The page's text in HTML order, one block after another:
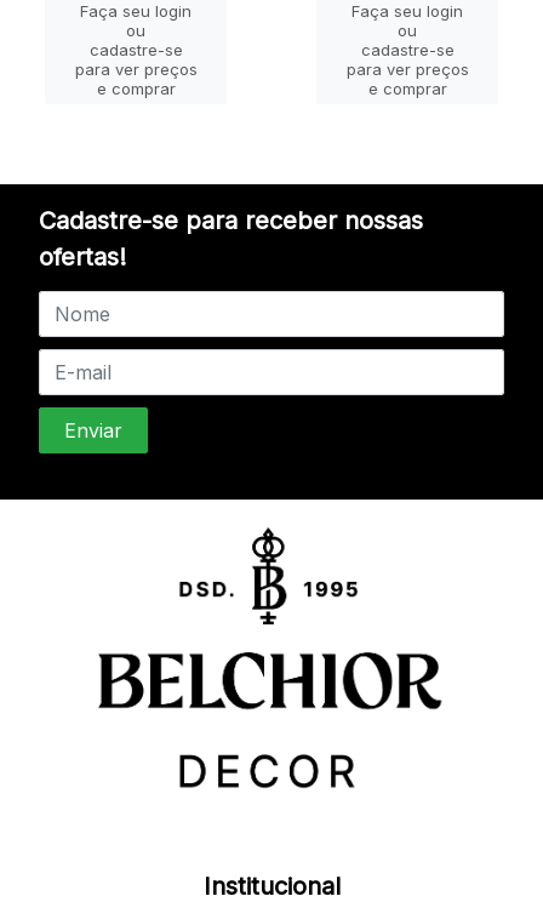
Faça seu login
ou
cadastre-se
para ver preços
e comprar
Faça seu login
ou
cadastre-se
para ver preços
e comprar
Cadastre-se para receber nossas
ofertas!
Institucional